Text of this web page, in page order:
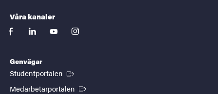
Våra kanaler
facebooklinkedinyoutubeinstagram
Genvägar
Studentportalen (Extern länk)
Medarbetarportalen (Extern länk)